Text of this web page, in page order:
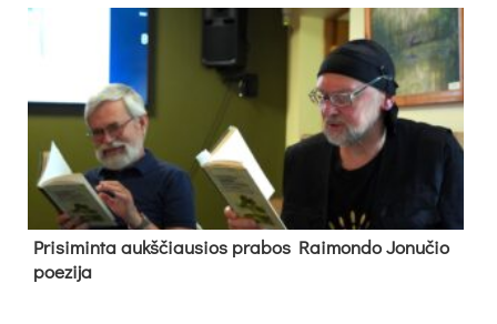
Pri­si­min­ta aukš­čiau­sios pra­bos Rai­mon­do Jo­nu­čio
poe­zi­ja